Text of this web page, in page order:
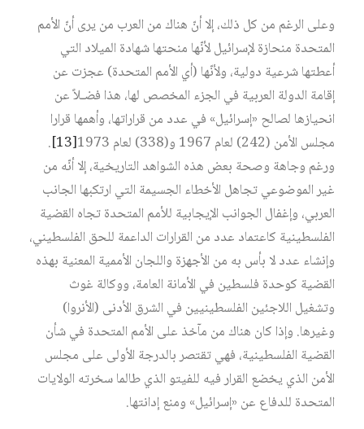
وعلى الرغم من كل ذلك، إلا أنّ هناك من العرب من يرى أنّ الأمم
المتحدة منحازة لإسرائيل لأنّها منحتها شهادة الميلاد التي
أعطتها شرعية دولية، ولأنّها (أي الأمم المتحدة) عجزت عن
إقامة الدولة العربية في الجزء المخصص لها، هذا فضـلاً عن
انحيازها لصالح «إسرائيل» في عدد من قراراتها، وأهمها قرارا
مجلس الأمن (242) لعام 1967 و(338) لعام 1973‏
[13]
.
ورغم وجاهة وصحة بعض هذه الشواهد التاريخية، إلا أنّه من
غير الموضوعي تجاهل الأخطاء الجسيمة التي ارتكبها الجانب
العربي، وإغفال الجوانب الإيجابية للأمم المتحدة تجاه القضية
الفلسطينية كاعتماد عدد من القرارات الداعمة للحق الفلسطيني،
وإنشاء عدد لا بأس به من الأجهزة واللجان الأممية المعنية بهذه
القضية كوحدة فلسطين في الأمانة العامة، ووكالة غوث
وتشغيل اللاجئين الفلسطينيين في الشرق الأدنى (الأنروا)
وغيرها. وإذا كان هناك من مآخذ على الأمم المتحدة في شأن
القضية الفلسطينية، فهي تقتصر بالدرجة الأولى على مجلس
الأمن الذي يخضع القرار فيه للفيتو الذي طالما سخرته الولايات
المتحدة للدفاع عن «إسرائيل» ومنع إدانتها.